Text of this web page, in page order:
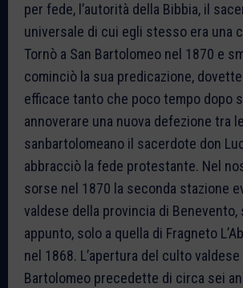
per fede, l’autorità della Bibbia, il
universale di cui egli stesso era una
Tornò a San Bartolomeo nel 1870 e
cominciò la sua predicazione,
efficace tanto che poco tempo dopo
annoverare una nuova defezione tra
sanbartolomeano il sacerdote don
abbracciò la fede protestante. Nel
sorse nel 1870 la seconda stazione
valdese della provincia di Benevento,
appunto, solo a quella di Fragneto
nel 1868. L’apertura del culto valdese
Bartolomeo precedette di circa sei